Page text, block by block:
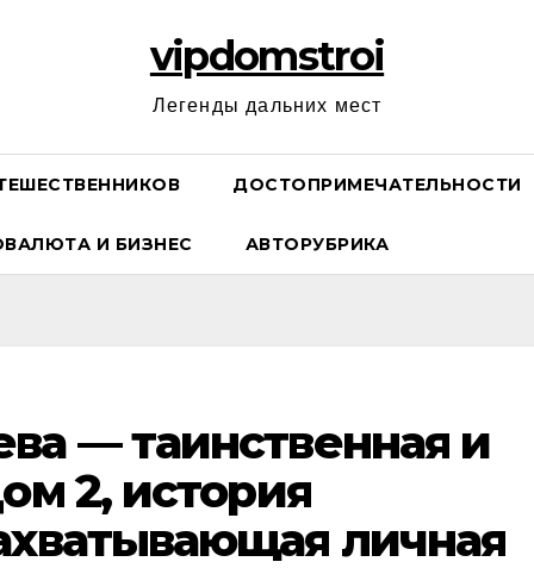
vipdomstroi
Легенды дальних мест
ДОСТОПРИМЕЧАТЕЛЬНОСТИ
И БИЗНЕС АВТОРУБРИКА
— таинственная и
2, история
личная